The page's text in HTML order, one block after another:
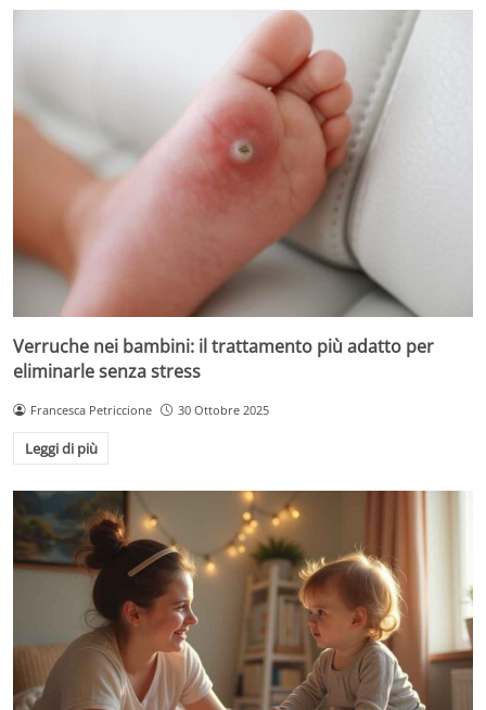
Verruche nei bambini: il trattamento più adatto per
eliminarle senza stress
Francesca Petriccione 30 Ottobre 2025
Leggi di più